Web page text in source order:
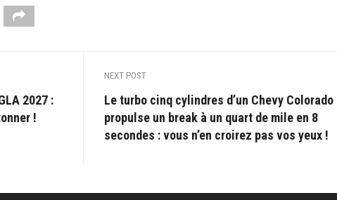
2027 :
!
NEXT POST
Le turbo cinq cylindres d’un Chevy Colorado
propulse un break à un quart de mile en 8
secondes : vous n’en croirez pas vos yeux !